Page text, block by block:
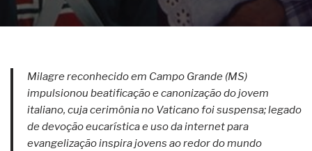
Milagre reconhecido em Campo Grande (MS)
impulsionou beatificação e canonização do jovem
italiano, cuja cerimônia no Vaticano foi suspensa; legado
de devoção eucarística e uso da internet para
evangelização inspira jovens ao redor do mundo